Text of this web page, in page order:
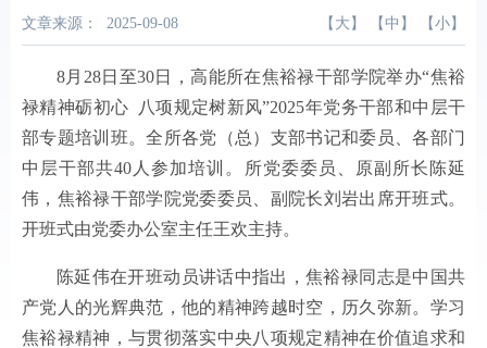
文章来源： 2025-09-08 【 大 】 【 中 】 【 小 】
8月28日至30日，高能所在焦裕禄干部学院举办“焦裕
禄精神砺初心 八项规定树新风”2025年党务干部和中层干
部专题培训班。全所各党（总）支部书记和委员、各部门
中层干部共40人参加培训。所党委委员、原副所长陈延
伟，焦裕禄干部学院党委委员、副院长刘岩出席开班式。
开班式由党委办公室主任王欢主持。
陈延伟在开班动员讲话中指出，焦裕禄同志是中国共
产党人的光辉典范，他的精神跨越时空，历久弥新。学习
焦裕禄精神，与贯彻落实中央八项规定精神在价值追求和